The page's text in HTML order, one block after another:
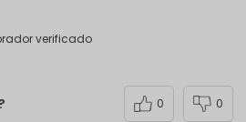
verificado
0 0